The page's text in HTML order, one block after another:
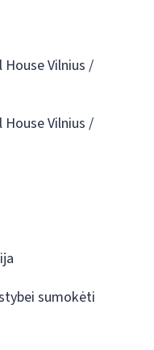
Vilnius /
Vilnius /
sumokėti